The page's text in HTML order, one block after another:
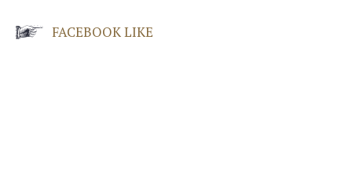
FACEBOOK LIKE